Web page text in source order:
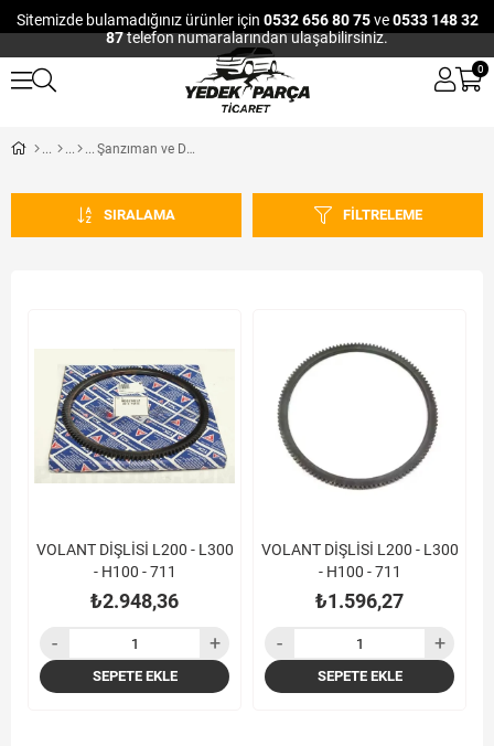
Sitemizde bulamadığınız ürünler için 0532 656 80 75ve0533 148 32
87telefon numaralarından ulaşabilirsiniz.
0
Şanzıman ve Debriyaj
FILTRELEME
SIRALAMA
VOLANT DİŞLİSİ L200 - L300
- H100 - 711
₺2.948,36
SEPETE EKLE
VOLANT DİŞLİSİ L200 - L300
- H100 - 711
₺1.596,27
SEPETE EKLE